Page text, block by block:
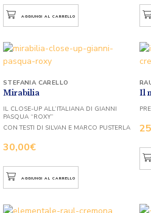
AGGIUNGI AL CARRELLO
Mirabilia
30,00€
STEFANIA CARELLO
IL CLOSE-UP ALL’ITALIANA DI GIANNI
PASQUA “ROXY”
CON TESTI DI SILVAN E MARCO PUSTERLA
AGGIUNGI AL CARRELLO
Il